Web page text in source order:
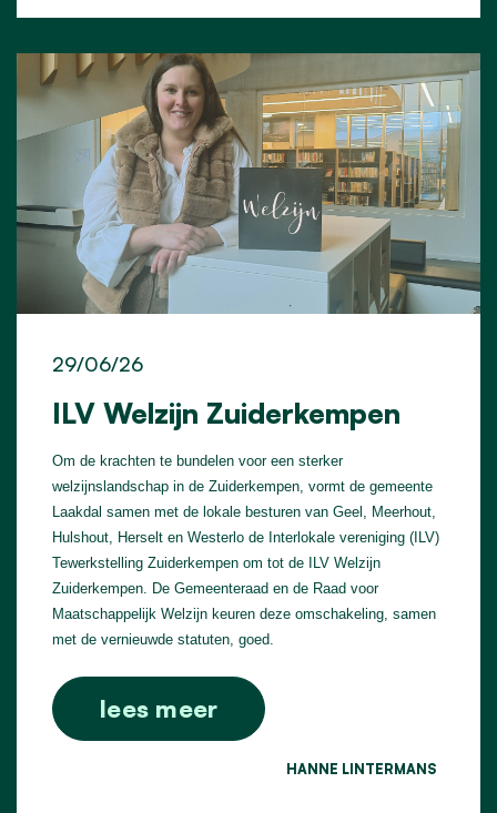
ILV Welzijn Zuiderkempen
29/06/26
Om de krachten te bundelen voor een sterker
welzijnslandschap in de Zuiderkempen, vormt de gemeente
Laakdal samen met de lokale besturen van Geel, Meerhout,
Hulshout, Herselt en Westerlo de Interlokale vereniging (ILV)
Tewerkstelling Zuiderkempen om tot de ILV Welzijn
Zuiderkempen. De Gemeenteraad en de Raad voor
Maatschappelijk Welzijn keuren deze omschakeling, samen
met de vernieuwde statuten, goed.
lees meer
HANNE LINTERMANS